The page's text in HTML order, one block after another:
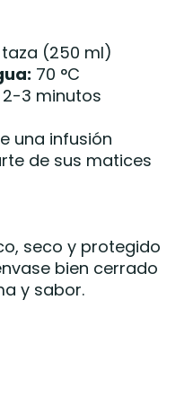
(250 ml)
70 °C
2-3 minutos
una infusión
de sus matices
seco y protegido
bien cerrado
y sabor.